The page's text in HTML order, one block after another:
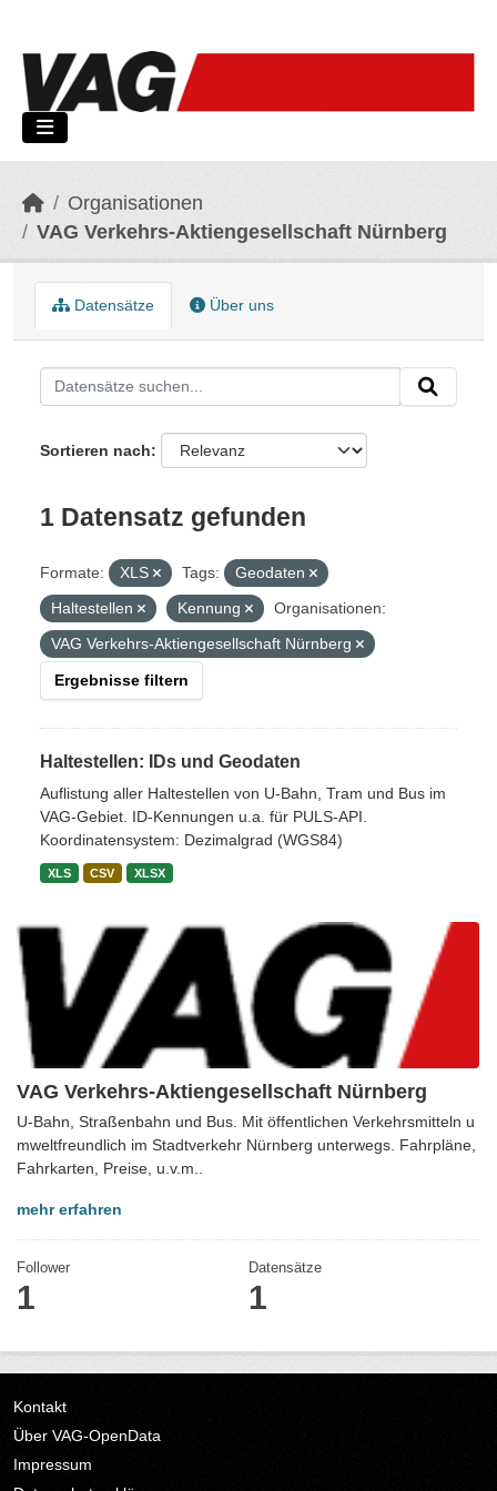
Organisationen
VAG Verkehrs-Aktiengesellschaft Nürnberg
VAG Verkehrs-Aktiengesellschaft Nürnberg
U-Bahn, Straßenbahn und Bus. Mit öffentlichen Verkehrsmitteln u
mweltfreundlich im Stadtverkehr Nürnberg unterwegs. Fahrpläne,
Fahrkarten, Preise, u.v.m..
mehr erfahren
Follower
1
Datensätze
1
Datensätze Über uns
Sortieren nach
1 Datensatz gefunden
Formate: XLS Tags:
Geodaten
Haltestellen
Kennung
Organisationen:
VAG Verkehrs-Aktiengesellschaft Nürnberg
Ergebnisse filtern
Haltestellen: IDs und Geodaten
Auflistung aller Haltestellen von U-Bahn, Tram und Bus im
VAG-Gebiet. ID-Kennungen u.a. für PULS-API.
Koordinatensystem: Dezimalgrad (WGS84)
XLS CSV XLSX
Kontakt
Über VAG-OpenData
Impressum